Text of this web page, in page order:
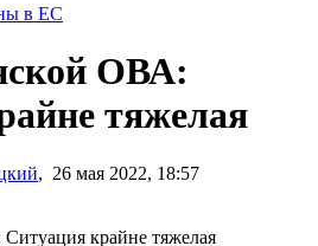
в ЕС
ОВА:
тяжелая
, 26 мая 2022, 18:57